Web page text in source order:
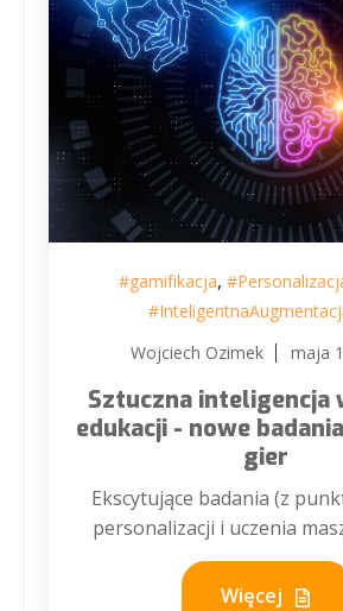
#gamifikacja,
Wojciech Ozimek
maja
Sztuczna inteligencja
edukacji - nowe
gier
Ekscytujące badania (z
personalizacji i uczenia
Więcej